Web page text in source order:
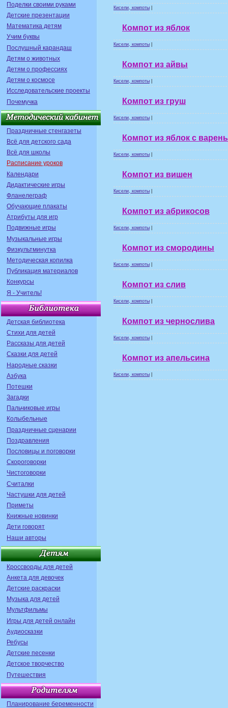
Поделки своими руками
Детские презентации
Математика детям
Учим буквы
Послушный карандаш
Детям о животных
Детям о профессиях
Детям о космосе
Исследовательские проекты
Почемучка
Праздничные стенгазеты
Всё для детского сада
Всё для школы
Расписание уроков
Календари
Дидактические игры
Фланелеграф
Обучающие плакаты
Атрибуты для игр
Подвижные игры
Музыкальные игры
Физкультминутка
Методическая копилка
Публикация материалов
Конкурсы
Я - Учитель!
Детская библиотека
Стихи для детей
Рассказы для детей
Сказки для детей
Народные сказки
Азбука
Потешки
Загадки
Пальчиковые игры
Колыбельные
Праздничные сценарии
Поздравления
Пословицы и поговорки
Скороговорки
Чистоговорки
Считалки
Частушки для детей
Приметы
Книжные новинки
Дети говорят
Наши авторы
Кроссворды для детей
Анкета для девочек
Детские раскраски
Музыка для детей
Мультфильмы
Игры для детей онлайн
Аудиосказки
Ребусы
Детские песенки
Детское творчество
Путешествия
Планирование беременности
Кисели, компоты
Компот из яблок
Кисели, компоты
Компот из айвы
Кисели, компоты
Компот из груш
Кисели, компоты
Компот из яблок с
Кисели, компоты
Компот из вишен
Кисели, компоты
Компот из абрикосов
Кисели, компоты
Компот из смородины
Кисели, компоты
Компот из слив
Кисели, компоты
Компот из чернослива
Кисели, компоты
Компот из апельсина
Кисели, компоты